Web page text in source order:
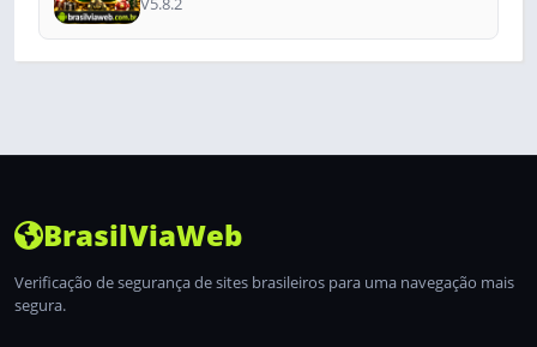
BrasilViaWeb
Verificação de segurança de sites brasileiros para uma navegação mais
segura.